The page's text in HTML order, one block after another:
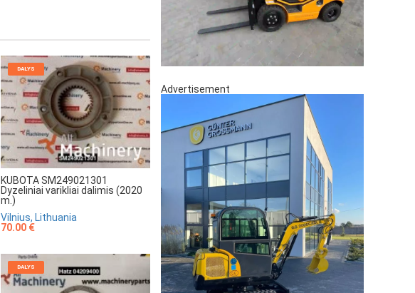
DALYS
KUBOTA SM249021301
Dyzeliniai varikliai dalimis (2020
m.)
Vilnius, Lithuania
70.00 €
DALYS
Advertisement